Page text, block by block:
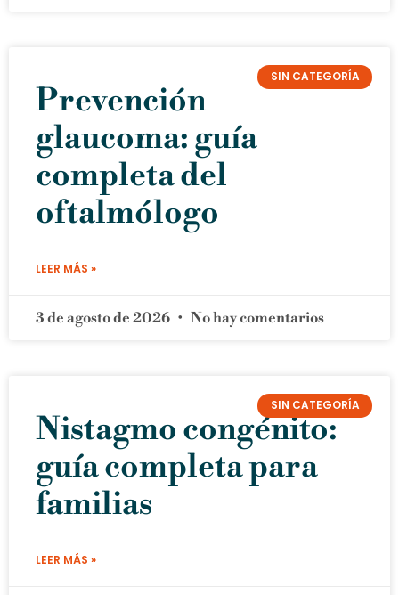
SIN CATEGORÍA
Prevención
glaucoma: guía
completa del
oftalmólogo
LEER MÁS »
3 de agosto de 2026 No hay comentarios
SIN CATEGORÍA
Nistagmo congénito:
guía completa para
familias
LEER MÁS »